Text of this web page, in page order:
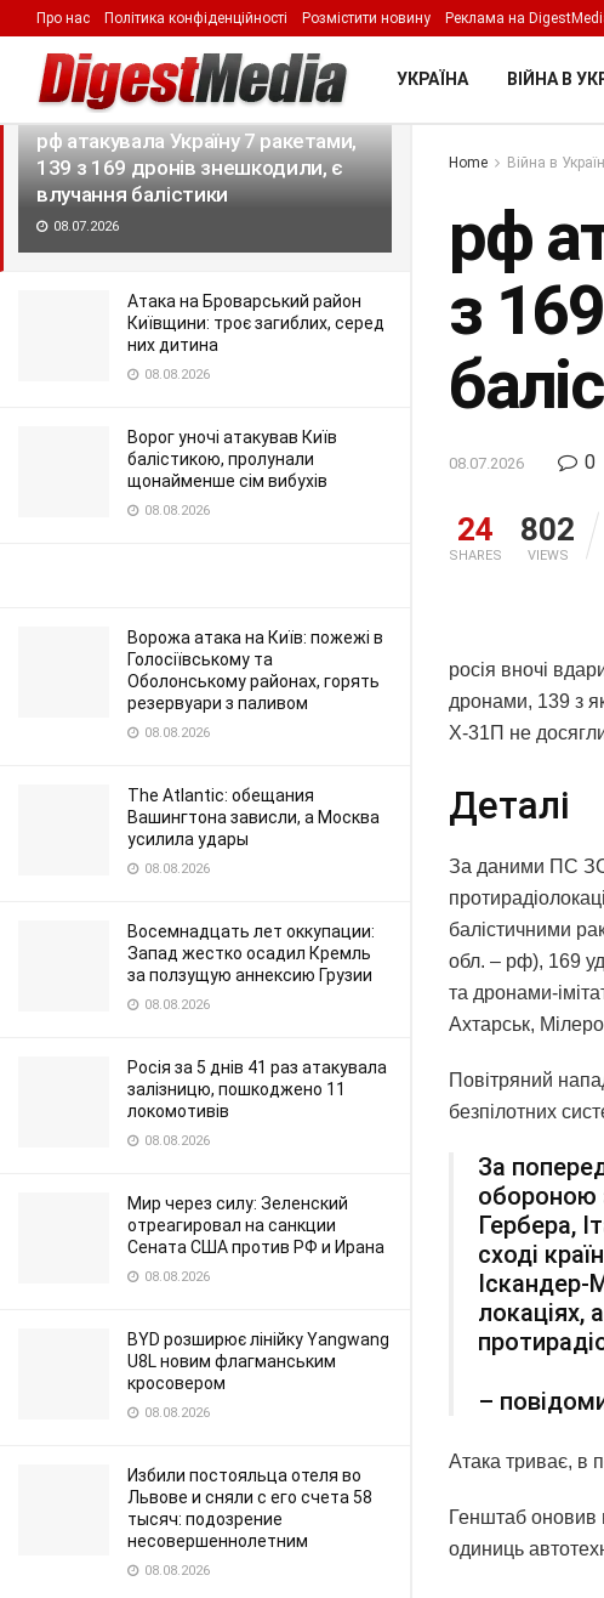
LATEST TRENDING Filter
рф атакувала Україну 7 ракетами,
139 з 169 дронів знешкодили, є
влучання балістики
08.07.2026
Атака на Броварський район
Київщини: троє загиблих, серед
них дитина
08.08.2026
Ворог уночі атакував Київ
балістикою, пролунали
щонайменше сім вибухів
08.08.2026
Ворожа атака на Київ: пожежі в
Голосіївському та
Оболонському районах, горять
резервуари з паливом
08.08.2026
The Atlantic: обещания
Вашингтона зависли, а Москва
усилила удары
08.08.2026
Восемнадцать лет оккупации:
Запад жестко осадил Кремль
за ползущую аннексию Грузии
08.08.2026
Росія за 5 днів 41 раз атакувала
залізницю, пошкоджено 11
локомотивів
08.08.2026
Мир через силу: Зеленский
отреагировал на санкции
Сената США против РФ и Ирана
08.08.2026
BYD розширює лінійку Yangwang
U8L новим флагманським
кросовером
08.08.2026
Избили постояльца отеля во
Львове и сняли с его счета 58
тысяч: подозрение
несовершеннолетним
08.08.2026
Про нас Політика конфіденційності Розмістити новину Реклама на
УКРАЇНА ВІЙНА В
Home Війна в
рф
з
08.07.2026 0
24
SHARES
802
VIEWS
росія вночі
дронами, 139 з
Х-31П не
Деталі
За даними ПС
балістичними
обл. – рф), 169
та дронами-
Ахтарськ,
Повітряний
безпілотних
За
обороною
Гербера,
сході
Іскандер-
локаціях,
–
Атака триває, в
Генштаб оновив
одиниць